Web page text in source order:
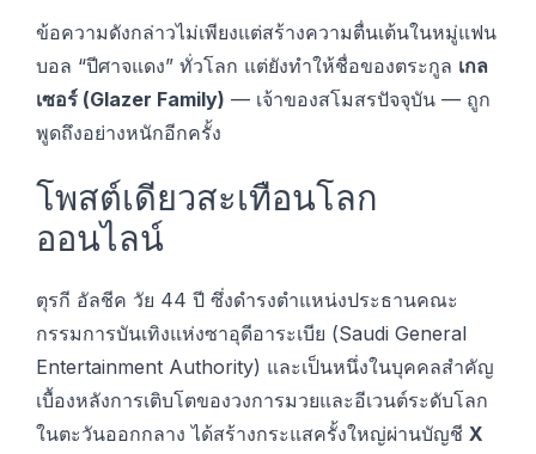
ข้อความดังกล่าวไม่เพียงแต่สร้างความตื่นเต้นในหมู่แฟน
บอล “ปีศาจแดง” ทั่วโลก แต่ยังทำให้ชื่อของตระกูล เกล
เซอร์ (Glazer Family) — เจ้าของสโมสรปัจจุบัน — ถูก
พูดถึงอย่างหนักอีกครั้ง
โพสต์เดียวสะเทือนโลก
ออนไลน์
ตุรกี อัลชีค วัย 44 ปี ซึ่งดำรงตำแหน่งประธานคณะ
กรรมการบันเทิงแห่งซาอุดีอาระเบีย (Saudi General
Entertainment Authority) และเป็นหนึ่งในบุคคลสำคัญ
เบื้องหลังการเติบโตของวงการมวยและอีเวนต์ระดับโลก
ในตะวันออกกลาง ได้สร้างกระแสครั้งใหญ่ผ่านบัญชี X